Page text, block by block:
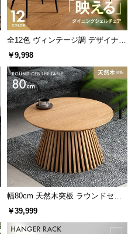
全12色 ヴィンテージ調 デザイナー
ズシェルチェア
￥9,998
幅80cm 天然木突板 ラウンドセン
ターテーブル 美しい格子デザイン
￥39,999